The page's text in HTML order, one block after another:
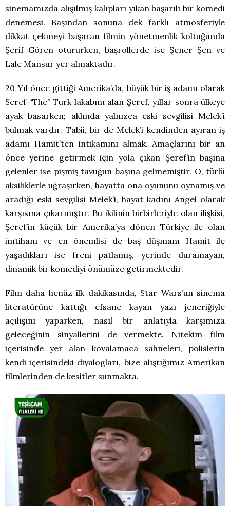
sinemamızda alışılmış kalıpları yıkan başarılı bir komedi
denemesi. Başından sonuna dek farklı atmosferiyle
dikkat çekmeyi başaran filmin yönetmenlik koltuğunda
Şerif Gören otururken, başrollerde ise Şener Şen ve
Lale Mansur yer almaktadır.
20 Yıl önce gittiği Amerika’da, büyük bir iş adamı olarak
Seref “The” Turk lakabını alan Şeref, yıllar sonra ülkeye
ayak basarken; aklında yalnızca eski sevgilisi Melek’i
bulmak vardır. Tabii, bir de Melek’i kendinden ayıran iş
adamı Hamit’ten intikamını almak. Amaçlarını bir an
önce yerine getirmek için yola çıkan Şeref’in başına
gelenler ise pişmiş tavuğun başına gelmemiştir. O, türlü
aksiliklerle uğraşırken, hayatta ona oyununu oynamış ve
aradığı eski sevgilisi Melek’i, hayat kadını Angel olarak
karşısına çıkarmıştır. Bu ikilinin birbirleriyle olan ilişkisi,
Şeref’in küçük bir Amerika’ya dönen Türkiye ile olan
imtihanı ve en önemlisi de baş düşmanı Hamit ile
yaşadıkları ise freni patlamış, yerinde duramayan,
dinamik bir komediyi önümüze getirmektedir.
Film daha henüz ilk dakikasında, Star Wars’un sinema
literatürüne kattığı efsane kayan yazı jeneriğiyle
açılışını yaparken, nasıl bir anlatıyla karşımıza
geleceğinin sinyallerini de vermekte. Nitekim film
içerisinde yer alan kovalamaca sahneleri, polislerin
kendi içerisindeki diyalogları, bize alıştığımız Amerikan
filmlerinden de kesitler sunmakta.